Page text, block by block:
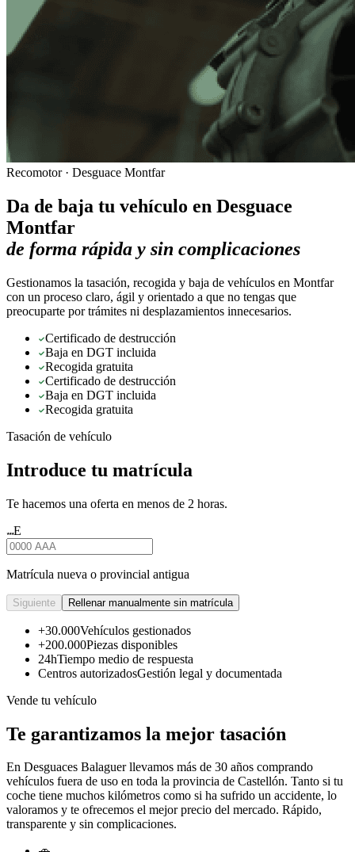
Recomotor · Desguace Montfar
Da de baja tu vehículo en Desguace
Montfar
de forma rápida y sin complicaciones
Gestionamos la tasación, recogida y baja de vehículos en Montfar
con un proceso claro, ágil y orientado a que no tengas que
preocuparte por trámites ni desplazamientos innecesarios.
Certificado de destrucción
Baja en DGT incluida
Recogida gratuita
Certificado de destrucción
Baja en DGT incluida
Recogida gratuita
Tasación de vehículo
Introduce tu matrícula
Te hacemos una oferta en menos de 2 horas.
★★★E
Matrícula nueva o provincial antigua
Siguiente Rellenar manualmente sin matrícula
+30.000Vehículos gestionados
+200.000Piezas disponibles
24hTiempo medio de respuesta
Centros autorizadosGestión legal y documentada
Vende tu vehículo
Te garantizamos la mejor tasación
En Desguaces Balaguerllevamos más de 30 años comprando
vehículos fuera de uso en toda la provincia de Castellón. Tanto si tu
coche tiene muchos kilómetros como si ha sufrido un accidente, lo
valoramos y te ofrecemos el mejor precio del mercado. Rápido,
transparente y sin complicaciones.